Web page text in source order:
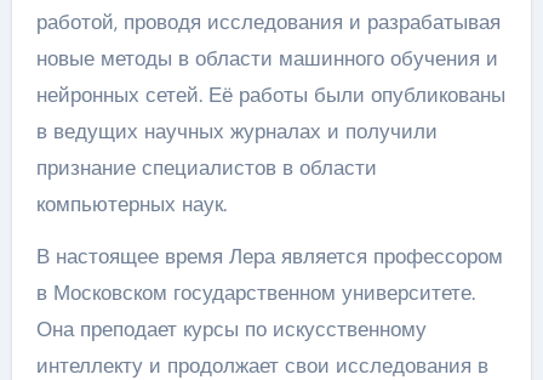
работой, проводя исследования и разрабатывая
новые методы в области машинного обучения и
нейронных сетей. Её работы были опубликованы
в ведущих научных журналах и получили
признание специалистов в области
компьютерных наук.
В настоящее время Лера является профессором
в Московском государственном университете.
Она преподает курсы по искусственному
интеллекту и продолжает свои исследования в